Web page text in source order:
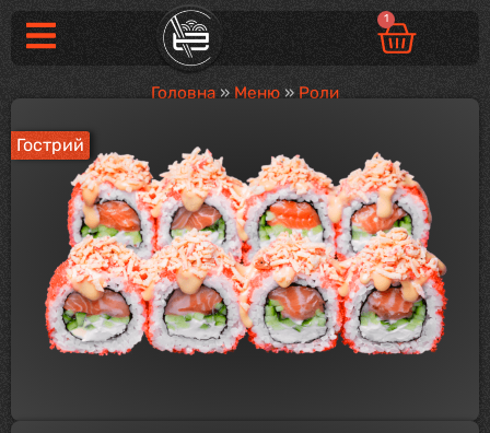
1
Головна » Меню » Роли
Гострий